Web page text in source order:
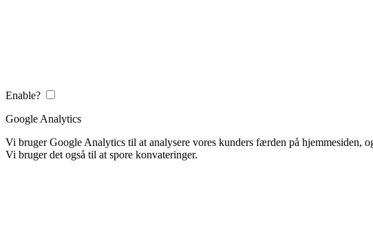
Enable?
Google Analytics
Vi bruger Google Analytics til at analysere vores kunders færden på hjemmesiden,
Vi bruger det også til at spore konvateringer.